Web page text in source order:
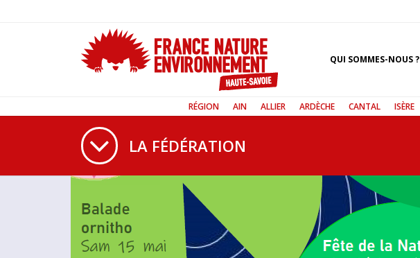
QUI SOMMES-NOUS ?
RÉGION AIN ALLIER ARDÈCHE CANTAL ISÈRE
LA FÉDÉRATION